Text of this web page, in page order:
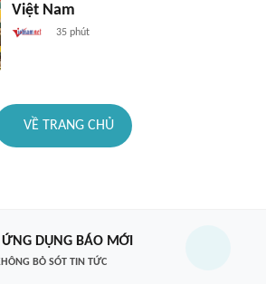
Việt Nam
35 phút
VỀ TRANG CHỦ
ỨNG DỤNG BÁO MỚI
BỎ SÓT TIN TỨC